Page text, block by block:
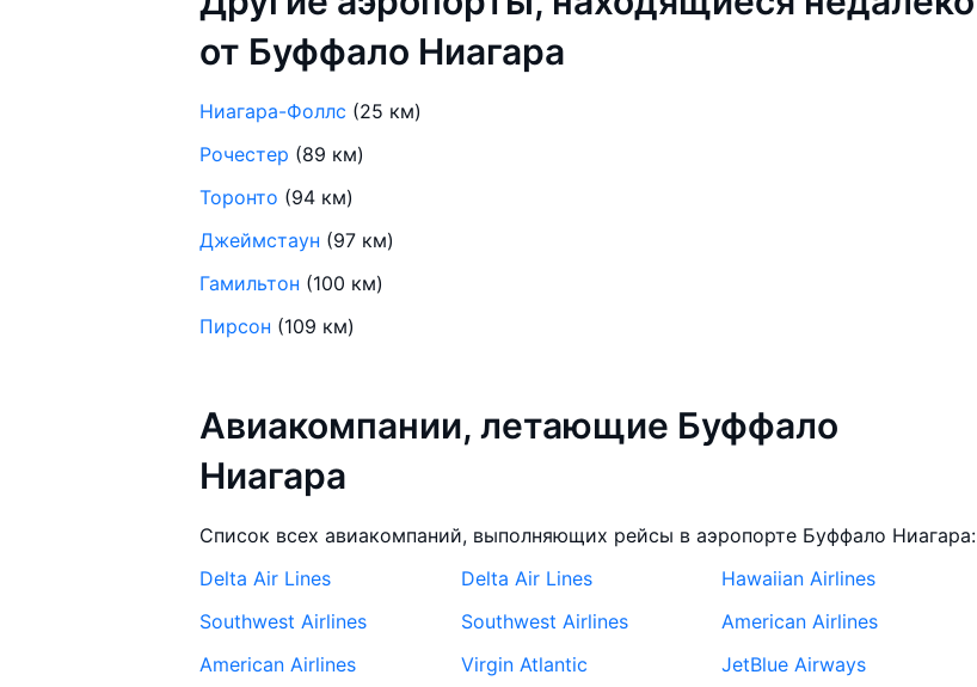
от Буффало Ниагара
Ниагара-Фоллс (25 км)
Рочестер (89 км)
Торонто (94 км)
Джеймстаун (97 км)
Гамильтон (100 км)
Пирсон (109 км)
Авиакомпании, летающие Буффало
Ниагара
Список всех авиакомпаний, выполняющих рейсы в аэропорте Буффало Ниагара:
Delta Air Lines
Delta Air Lines
Hawaiian Airlines
Southwest Airlines
Southwest Airlines
American Airlines
American Airlines
Virgin Atlantic
JetBlue Airways